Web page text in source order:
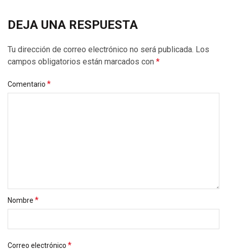
DEJA UNA RESPUESTA
Tu dirección de correo electrónico no será publicada. Los
campos obligatorios están marcados con *
Comentario *
Nombre *
Correo electrónico *